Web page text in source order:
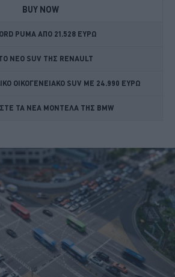
BUY NOW
PUMA ΑΠΟ 21.528 ΕΥΡΩ
NEO SUV ΤΗΣ RENAULT
ΟΙΚΟΓΕΝΕΙΑΚΟ SUV ME 24.990 ΕΥΡΩ
ΤΑ ΝΕΑ ΜΟΝΤΕΛΑ ΤΗΣ BMW